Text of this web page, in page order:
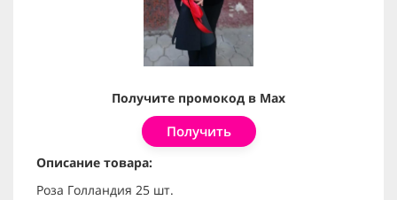
Получите промокод в Max
Получить
Описание товара:
Роза Голландия 25 шт.